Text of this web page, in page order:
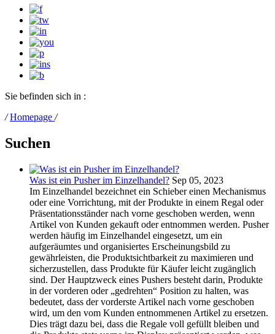
Sie befinden sich in :
/ Homepage /
Suchen
Was ist ein Pusher im Einzelhandel? Sep 05, 2023
Im Einzelhandel bezeichnet ein Schieber einen Mechanismus
oder eine Vorrichtung, mit der Produkte in einem Regal oder
Präsentationsständer nach vorne geschoben werden, wenn
Artikel von Kunden gekauft oder entnommen werden. Pusher
werden häufig im Einzelhandel eingesetzt, um ein
aufgeräumtes und organisiertes Erscheinungsbild zu
gewährleisten, die Produktsichtbarkeit zu maximieren und
sicherzustellen, dass Produkte für Käufer leicht zugänglich
sind. Der Hauptzweck eines Pushers besteht darin, Produkte
in der vorderen oder „gedrehten“ Position zu halten, was
bedeutet, dass der vorderste Artikel nach vorne geschoben
wird, um den vom Kunden entnommenen Artikel zu ersetzen.
Dies trägt dazu bei, dass die Regale voll gefüllt bleiben und